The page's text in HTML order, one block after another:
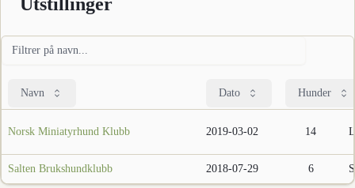
Navn Dato Hunder
Norsk Miniatyrhund Klubb 2019-03-02 14
Salten Brukshundklubb 2018-07-29 6